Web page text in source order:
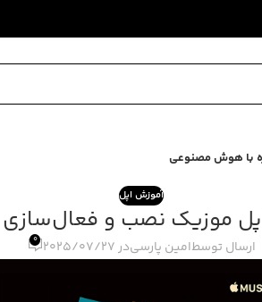
با هوش مصنوعی
آموزش اپل
اپل موزیک نصب و
ارسال توسطامین پارسیدر 2025/07/27 0